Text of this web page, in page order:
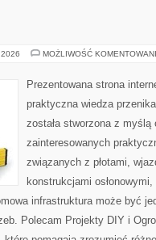
MOŻLIWOŚĆ
Prezentowana strona
praktyczna wiedza
została stworzona z
zainteresowanych
związanych z płotami,
konstrukcjami
infrastruktura może być
Polecam Projekty DIY i